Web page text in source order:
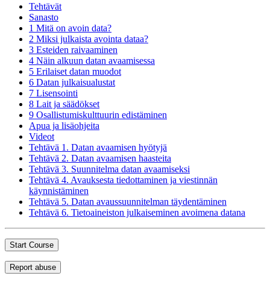
Tehtävät
Sanasto
1 Mitä on avoin data?
2 Miksi julkaista avointa dataa?
3 Esteiden raivaaminen
4 Näin alkuun datan avaamisessa
5 Erilaiset datan muodot
6 Datan julkaisualustat
7 Lisensointi
8 Lait ja säädökset
9 Osallistumiskulttuurin edistäminen
Apua ja lisäohjeita
Videot
Tehtävä 1. Datan avaamisen hyötyjä
Tehtävä 2. Datan avaamisen haasteita
Tehtävä 3. Suunnitelma datan avaamiseksi
Tehtävä 4. Avauksesta tiedottaminen ja viestinnän
käynnistäminen
Tehtävä 5. Datan avaussuunnitelman täydentäminen
Tehtävä 6. Tietoaineiston julkaiseminen avoimena datana
Start Course
Report abuse